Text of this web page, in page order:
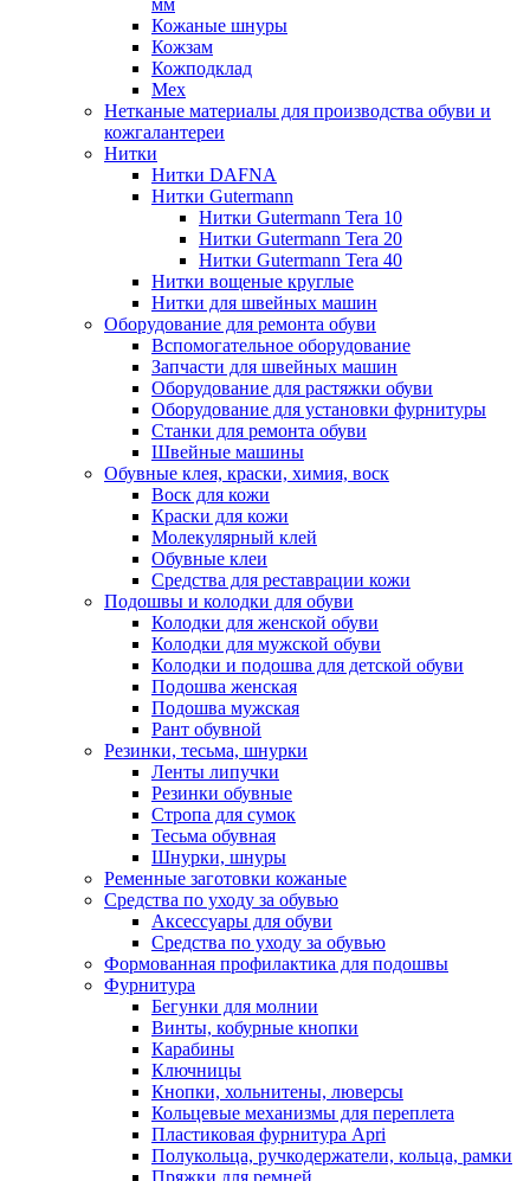
мм
Кожаные шнуры
Кожзам
Кожподклад
Мех
Нетканые материалы для производства обуви и
кожгалантереи
Нитки
Нитки DAFNA
Нитки Gutermann
Нитки Gutermann Tera 10
Нитки Gutermann Tera 20
Нитки Gutermann Tera 40
Нитки вощеные круглые
Нитки для швейных машин
Оборудование для ремонта обуви
Вспомогательное оборудование
Запчасти для швейных машин
Оборудование для растяжки обуви
Оборудование для установки фурнитуры
Станки для ремонта обуви
Швейные машины
Обувные клея, краски, химия, воск
Воск для кожи
Краски для кожи
Молекулярный клей
Обувные клеи
Средства для реставрации кожи
Подошвы и колодки для обуви
Колодки для женской обуви
Колодки для мужской обуви
Колодки и подошва для детской обуви
Подошва женская
Подошва мужская
Рант обувной
Резинки, тесьма, шнурки
Ленты липучки
Резинки обувные
Стропа для сумок
Тесьма обувная
Шнурки, шнуры
Ременные заготовки кожаные
Средства по уходу за обувью
Аксессуары для обуви
Средства по уходу за обувью
Формованная профилактика для подошвы
Фурнитура
Бегунки для молнии
Винты, кобурные кнопки
Карабины
Ключницы
Кнопки, хольнитены, люверсы
Кольцевые механизмы для переплета
Пластиковая фурнитура Apri
Полукольца, ручкодержатели, кольца, рамки
Пряжки для ремней